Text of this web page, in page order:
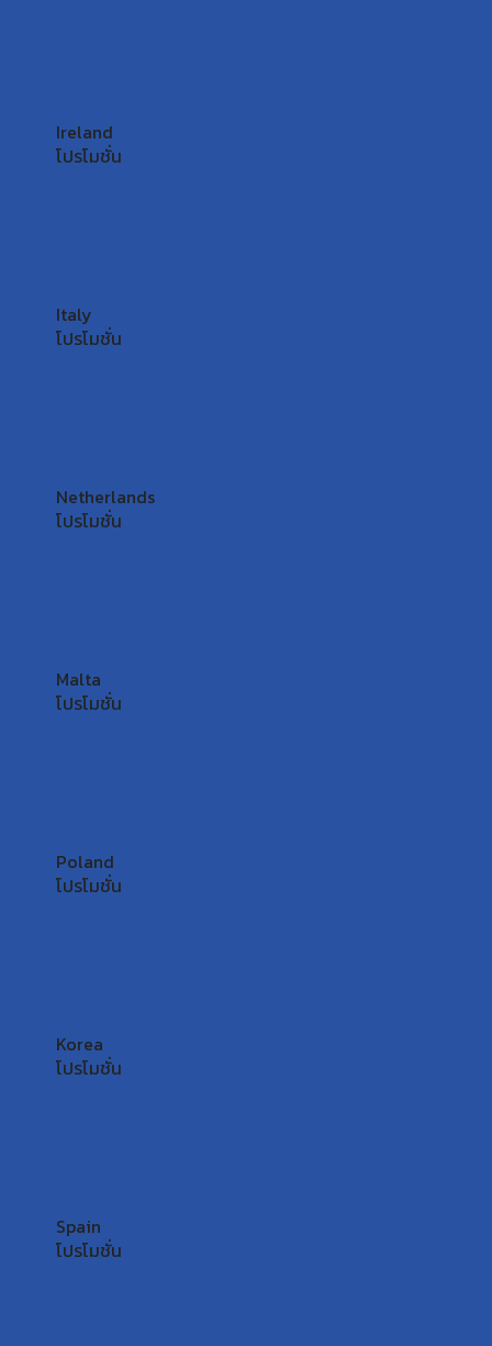
Ireland
โปรโมชั่น
Italy
โปรโมชั่น
Netherlands
โปรโมชั่น
Malta
โปรโมชั่น
Poland
โปรโมชั่น
Korea
โปรโมชั่น
Spain
โปรโมชั่น